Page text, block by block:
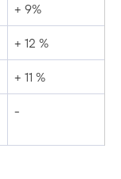
+ 9%
+ 12 %
+ 11 %
-